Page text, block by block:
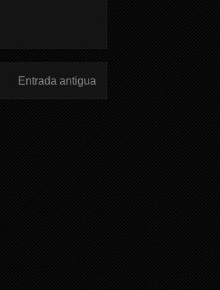
Entrada antigua